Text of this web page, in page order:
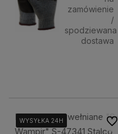
zamówienie
/
spodziewana
dostawa
Rękawice Bawełniane "S-
Wampir" S-47341 Stalco
WYSYŁKA 24H
WYSYŁKA 24H
WYSYŁKA 24H